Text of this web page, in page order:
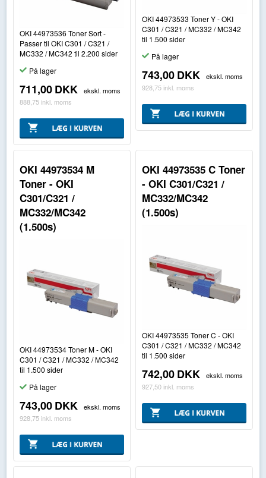
OKI 44973536 Toner Sort -
Passer til OKI C301 / C321 /
MC332 / MC342 til 2.200 sider
På lager
711,00DKK
ekskl. moms
888,75 inkl. moms
OKI 44973533 Toner Y - OKI
C301 / C321 / MC332 / MC342
til 1.500 sider
På lager
743,00DKK
ekskl. moms
928,75 inkl. moms
OKI 44973534 M
Toner - OKI
C301/C321 /
MC332/MC342
(1.500s)
OKI 44973534 Toner M - OKI
C301 / C321 / MC332 / MC342
til 1.500 sider
På lager
743,00DKK
ekskl. moms
928,75 inkl. moms
OKI 44973535 C Toner
- OKI C301/C321 /
MC332/MC342
(1.500s)
OKI 44973535 Toner C - OKI
C301 / C321 / MC332 / MC342
til 1.500 sider
742,00DKK
ekskl. moms
927,50 inkl. moms